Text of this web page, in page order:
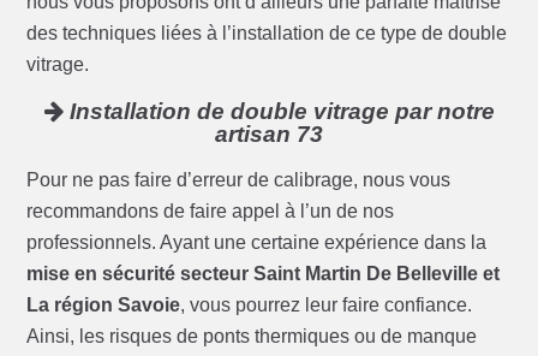
des techniques liées à l’installation de ce type de double
vitrage.
Installation de double vitrage par notre
artisan 73
Pour ne pas faire d’erreur de calibrage, nous vous
recommandons de faire appel à l’un de nos
professionnels. Ayant une certaine expérience dans la
mise en sécurité secteur Saint Martin De Belleville et
La région Savoie, vous pourrez leur faire confiance.
Ainsi, les risques de ponts thermiques ou de manque